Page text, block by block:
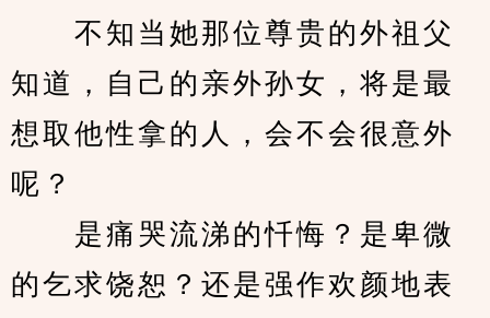
不知当她那位尊贵的外祖父
知道，自己的亲外孙女，将是最
想取他性拿的人，会不会很意外
呢？
是痛哭流涕的忏悔？是卑微
的乞求饶恕？还是强作欢颜地表